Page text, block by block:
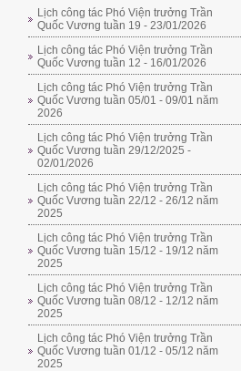
Lịch công tác Phó Viện trưởng Trần
Quốc Vương tuần 19 - 23/01/2026
Lịch công tác Phó Viện trưởng Trần
Quốc Vương tuần 12 - 16/01/2026
Lịch công tác Phó Viện trưởng Trần
Quốc Vương tuần 05/01 - 09/01 năm
2026
Lịch công tác Phó Viện trưởng Trần
Quốc Vương tuần 29/12/2025 -
02/01/2026
Lịch công tác Phó Viện trưởng Trần
Quốc Vương tuần 22/12 - 26/12 năm
2025
Lịch công tác Phó Viện trưởng Trần
Quốc Vương tuần 15/12 - 19/12 năm
2025
Lịch công tác Phó Viện trưởng Trần
Quốc Vương tuần 08/12 - 12/12 năm
2025
Lịch công tác Phó Viện trưởng Trần
Quốc Vương tuần 01/12 - 05/12 năm
2025